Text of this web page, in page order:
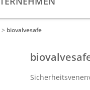
> biovalvesafe